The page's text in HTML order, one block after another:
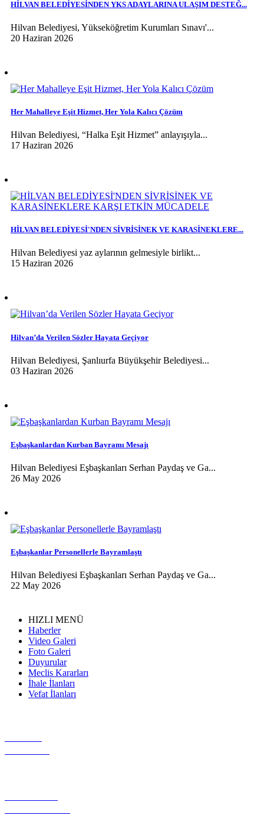
HİLVAN BELEDİYESİNDEN YKS ADAYLARINA ULAŞIM DESTEĞ...
Hilvan Belediyesi, Yükseköğretim Kurumları Sınavı'...
20 Haziran 2026
Her Mahalleye Eşit Hizmet, Her Yola Kalıcı Çözüm
Hilvan Belediyesi, “Halka Eşit Hizmet” anlayışıyla...
17 Haziran 2026
HİLVAN BELEDİYESİ'NDEN SİVRİSİNEK VE KARASİNEKLERE...
Hilvan Belediyesi yaz aylarının gelmesiyle birlikt...
15 Haziran 2026
Hilvan’da Verilen Sözler Hayata Geçiyor
Hilvan Belediyesi, Şanlıurfa Büyükşehir Belediyesi...
03 Haziran 2026
Eşbaşkanlardan Kurban Bayramı Mesajı
Hilvan Belediyesi Eşbaşkanları Serhan Paydaş ve Ga...
26 May 2026
Eşbaşkanlar Personellerle Bayramlaştı
Hilvan Belediyesi Eşbaşkanları Serhan Paydaş ve Ga...
22 May 2026
HIZLI MENÜ
Haberler
Video Galeri
Foto Galeri
Duyurular
Meclis Kararları
İhale İlanları
Vefat İlanları